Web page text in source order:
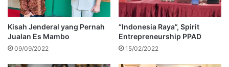
Kisah Jenderal yang Pernah
Jualan Es Mambo
09/09/2022
“Indonesia Raya”, Spirit
Entrepreneurship PPAD
15/02/2022